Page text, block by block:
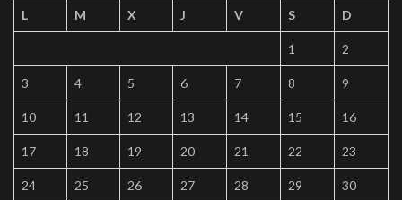
L
M X J V S D
1 2
3 4 5 6 7 8 9
10 11 12 13 14 15 16
17 18 19 20 21 22 23
24 25 26 27 28 29 30